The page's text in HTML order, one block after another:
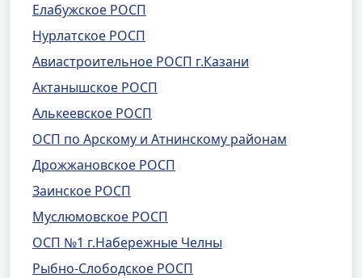
Елабужское РОСП
Нурлатское РОСП
Авиастроительное РОСП г.Казани
Актанышское РОСП
Алькеевское РОСП
ОСП по Арскому и Атнинскому районам
Дрожжановское РОСП
Заинское РОСП
Муслюмовское РОСП
ОСП №1 г.Набережные Челны
Рыбно-Слободское РОСП